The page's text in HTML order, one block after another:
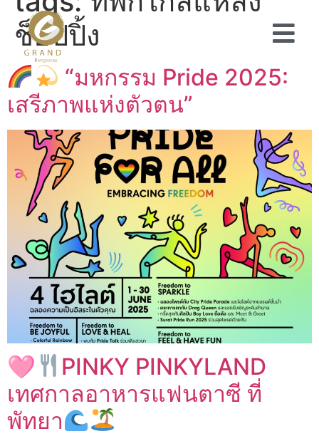
ช็อปปิ้ง
“มหกรรม Pride 2025:
เสรีภาพแห่งตัวตน”
🩷
PINKY PINKYLAND
เทศกาลอาหารแฟนตาซี ที่
พัทยา